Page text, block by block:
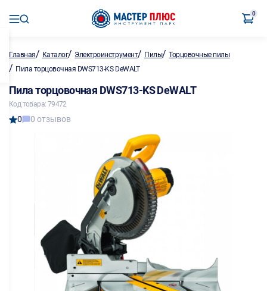
0
Главная/ Каталог/ Электроинструмент/ Пилы/Торцовочные пилы
/ Пила торцовочная DWS713-KS DeWALT
Пила торцовочная DWS713-KS DeWALT
Код товара: 79472
0 0 отзывов